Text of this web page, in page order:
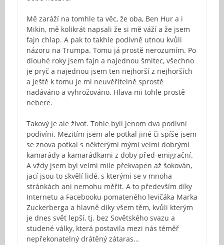
Mě zaráží na tomhle ta věc, že oba, Ben Hur a i
Mikin, mě kolikrát napsali že si mě váží a že jsem
fajn chlap. A pak to takhle podivně utnou kvůli
názoru na Trumpa. Tomu já prostě nerozumím. Po
dlouhé roky jsem fajn a najednou šmitec, všechno
je pryč a najednou jsem ten nejhorší z nejhorších
a ještě k tomu je mi neuvěřitelně sprostě
nadáváno a vyhrožováno. Hlava mi tohle prostě
nebere.
Takový je ale život. Tohle byli jenom dva podivní
podivíni. Mezitím jsem ale potkal jiné či spíše jsem
se znova potkal s některými mými velmi dobrými
kamarády a kamarádkami z doby před-emigrační.
A vždy jsem byl velmi mile překvapen až šokován,
jací jsou to skvělí lidé, s kterými se v mnoha
stránkách ani nemohu měřit. A to především díky
Internetu a Facebooku pomateného levičáka Marka
Zuckerberga a hlavně díky všem těm, kvůli kterým
je dnes svět lepší, tj. bez Sovětského svazu a
studené války, která postavila mezi nás téměř
nepřekonatelný drátěný zátaras…